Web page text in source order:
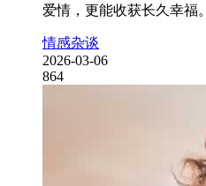
爱情，更能收获长久幸福。
情感杂谈
2026-03-06
864